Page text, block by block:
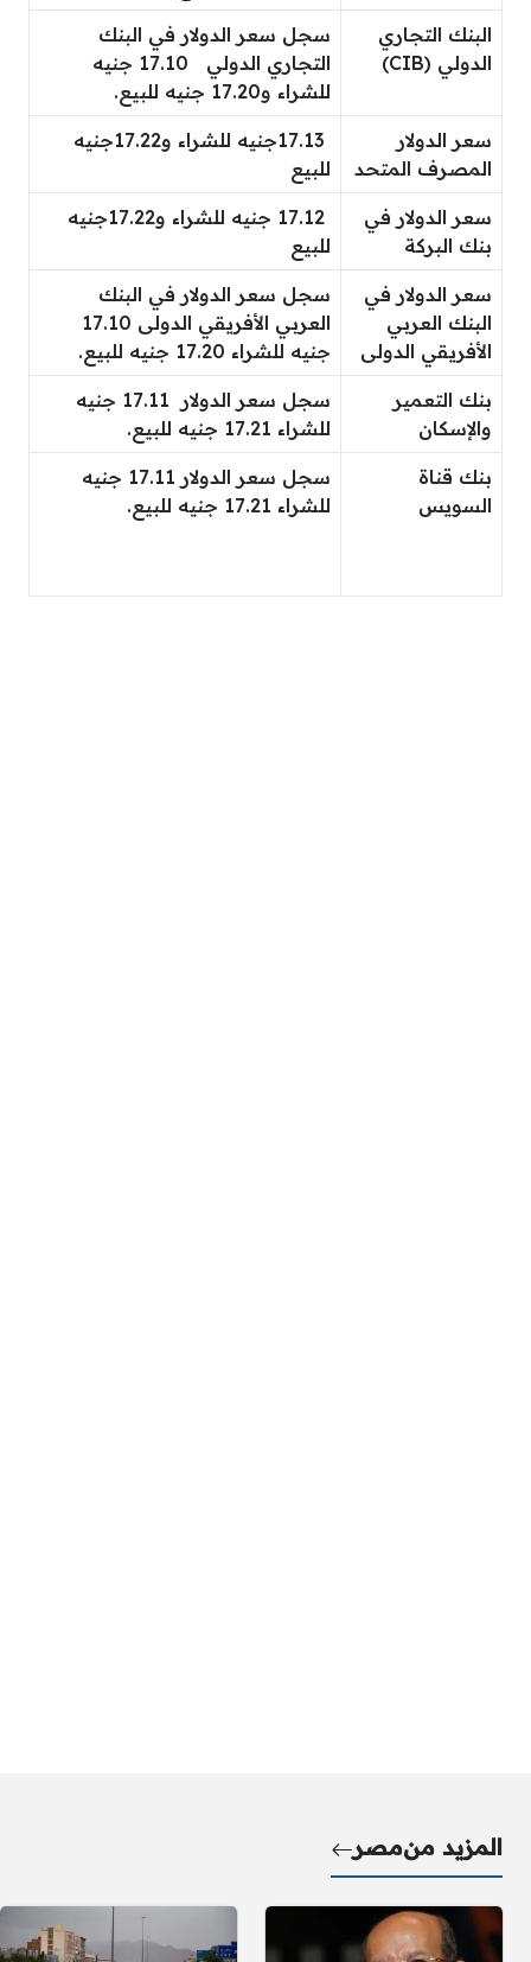
البنك التجاري
الدولي (CIB)
سجل سعر الدولار في البنك
التجاري الدولي 17.10 جنيه
للشراء و17.20 جنيه للبيع.
سعر الدولار
المصرف المتحد
17.13جنيه للشراء و17.22جنيه
للبيع
سعر الدولار في
بنك البركة
17.12 جنيه للشراء و17.22جنيه
للبيع
سعر الدولار في
البنك العربي
الأفريقي الدولى
سجل سعر الدولار في البنك
العربي الأفريقي الدولى 17.10
جنيه للشراء 17.20 جنيه للبيع.
بنك التعمير
والإسكان
سجل سعر الدولار 17.11 جنيه
للشراء 17.21 جنيه للبيع.
بنك قناة
السويس
سجل سعر الدولار 17.11 جنيه
للشراء 17.21 جنيه للبيع.
المزيد منمصر